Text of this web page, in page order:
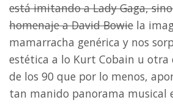
está imitando a Lady Gaga,
homenaje a David Bowie la
mamarracha genérica y nos
estética a lo Kurt Cobain u otra
de los 90 que por lo menos,
tan manido panorama musical